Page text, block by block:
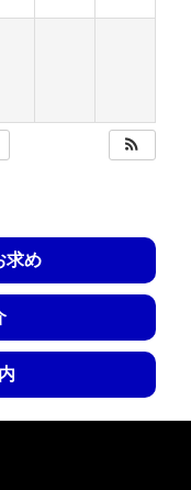
求め